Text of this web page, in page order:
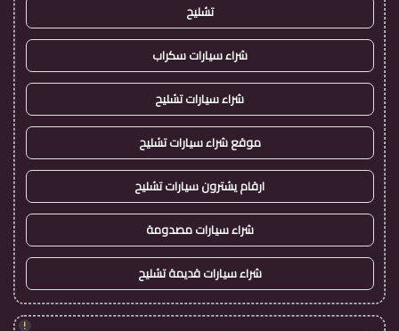
تشليح
شراء سيارات سكراب
شراء سيارات تشليح
موقع شراء سيارات تشليح
ارقام يشترون سيارات تشليح
شراء سيارات مصدومة
شراء سيارات قديمة تشليح
!